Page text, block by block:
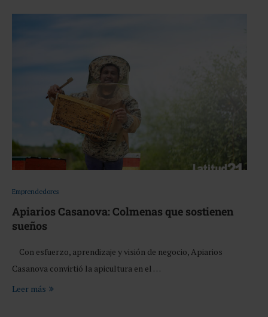
Emprendedores
Apiarios Casanova: Colmenas que sostienen
sueños
Con esfuerzo, aprendizaje y visión de negocio, Apiarios
Casanova convirtió la apicultura en el …
Leer más